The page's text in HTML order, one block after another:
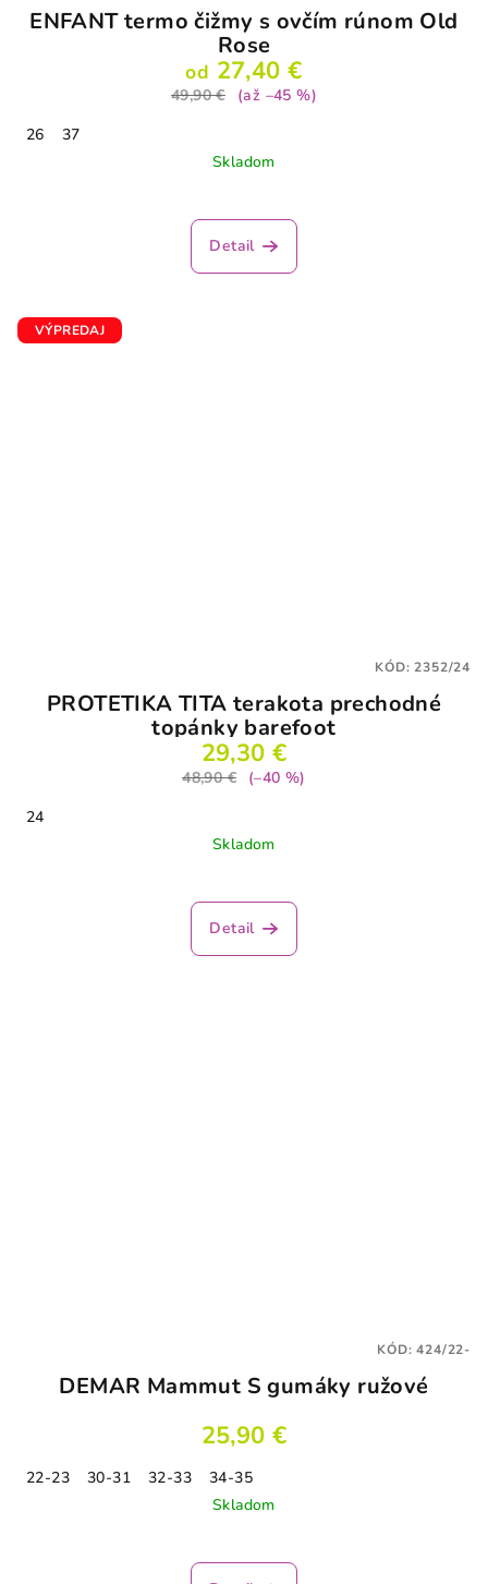
ENFANT termo čižmy s ovčím rúnom Old
Rose
od 27,40 €
49,90 €
(až –45 %)
26
37
Skladom
hodnotenie
produktu
Detail
VÝPREDAJ
PROTETIKA TITA terakota prechodné
topánky barefoot
29,30 €
48,90 €
(–40 %)
24
Skladom
Detail
KÓD:2352/24
DEMAR Mammut S gumáky ružové
25,90 €
22-23 30-31 32-33
34-35
Skladom
hodnotenie
KÓD:424/22-